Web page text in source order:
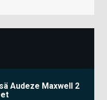
Audeze Maxwell 2